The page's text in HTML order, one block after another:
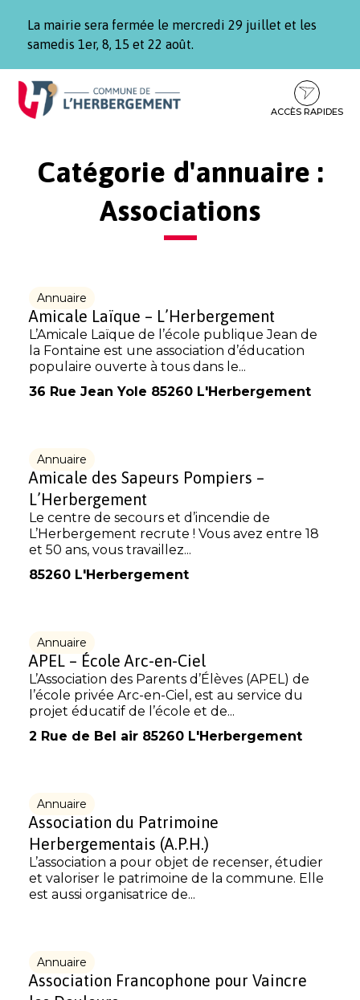
La mairie sera fermée le mercredi 29 juillet et les
samedis 1er, 8, 15 et 22 août.
Aller
Aller
contenu
Aller
pied
ACCÈS RAPIDES
Catégorie d'annuaire :
Associations
Annuaire
Amicale Laïque – L’Herbergement
L’Amicale Laïque de l’école publique Jean de
la Fontaine est une association d’éducation
populaire ouverte à tous dans le...
36 Rue Jean Yole 85260 L'Herbergement
Annuaire
Amicale des Sapeurs Pompiers –
L’Herbergement
Le centre de secours et d’incendie de
L’Herbergement recrute ! Vous avez entre 18
et 50 ans, vous travaillez...
85260 L'Herbergement
Annuaire
APEL – École Arc-en-Ciel
L’Association des Parents d’Élèves (APEL) de
l’école privée Arc-en-Ciel, est au service du
projet éducatif de l’école et de...
2 Rue de Bel air 85260 L'Herbergement
Annuaire
Association du Patrimoine
Herbergementais (A.P.H.)
L’association a pour objet de recenser, étudier
et valoriser le patrimoine de la commune. Elle
est aussi organisatrice de...
Annuaire
Association Francophone pour Vaincre